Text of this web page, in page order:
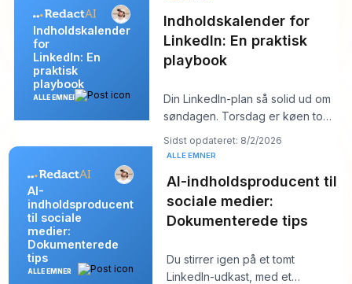
Indholdskalender
for
LinkedIn: En
praktisk
playbook
ALLE EMNER
Indholdskalender for
LinkedIn: En praktisk
playbook
Din LinkedIn-plan så solid ud om
søndagen. Torsdag er køen tom,
hooket du kunne lide føles fladt,
og
Sidst opdateret: 8/2/2026
AI-
indholdsproducent
til sociale
medier:
Dokumenterede
tips
ALLE EMNER
ALLE EMNER
AI-indholdsproducent til
sociale medier:
Dokumenterede tips
Du stirrer igen på et tomt
LinkedIn-udkast, med et